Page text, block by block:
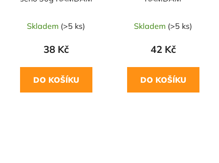
Skladem (>5 ks)
38 Kč
DO KOŠÍKU
Skladem (>5 ks)
42 Kč
DO KOŠÍKU